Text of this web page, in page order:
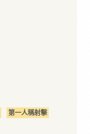
第一人稱射擊